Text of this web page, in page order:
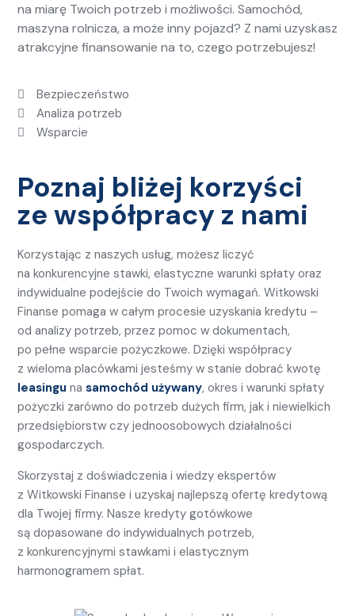
na miarę Twoich potrzeb i możliwości. Samochód,
maszyna rolnicza, a może inny pojazd? Z nami uzyskasz
atrakcyjne finansowanie na to, czego potrzebujesz!
Bezpieczeństwo
Analiza potrzeb
Wsparcie
Poznaj bliżej korzyści
ze współpracy z nami
Korzystając z naszych usług, możesz liczyć
na konkurencyjne stawki, elastyczne warunki spłaty oraz
indywidualne podejście do Twoich wymagań. Witkowski
Finanse pomaga w całym procesie uzyskania kredytu –
od analizy potrzeb, przez pomoc w dokumentach,
po pełne wsparcie pożyczkowe. Dzięki współpracy
z wieloma placówkami jesteśmy w stanie dobrać kwotę
leasingu na samochód używany, okres i warunki spłaty
pożyczki zarówno do potrzeb dużych firm, jak i niewielkich
przedsiębiorstw czy jednoosobowych działalności
gospodarczych.
Skorzystaj z doświadczenia i wiedzy ekspertów
z Witkowski Finanse i uzyskaj najlepszą ofertę kredytową
dla Twojej firmy. Nasze kredyty gotówkowe
są dopasowane do indywidualnych potrzeb,
z konkurencyjnymi stawkami i elastycznym
harmonogramem spłat.